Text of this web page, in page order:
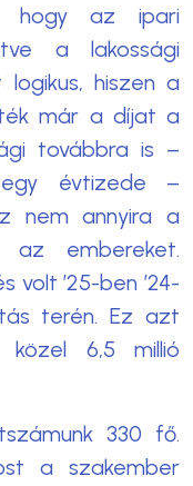
hogy az ipari
a lakossági
logikus, hiszen a
már a díjat a
továbbra is –
évtizede –
nem annyira a
az embereket.
volt ’25-ben ’24-
terén. Ez azt
6,5 millió
330 fő.
a szakember